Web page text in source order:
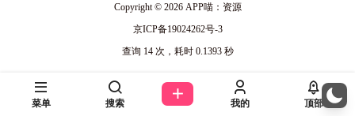
Copyright © 2026APP喵：资源
京ICP备19024262号-3
查询 14 次，耗时 0.1393 秒
菜单 搜索 我的 顶部